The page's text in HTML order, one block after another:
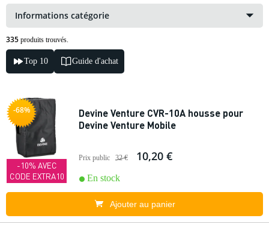
Informations catégorie
335 produits trouvés.
Top 10 Guide d'achat
-68%
-10% AVEC
CODE EXTRA10
Devine Venture CVR-10A housse pour
Devine Venture Mobile
Prix public 32 € 10,20 €
En stock
Ajouter au panier